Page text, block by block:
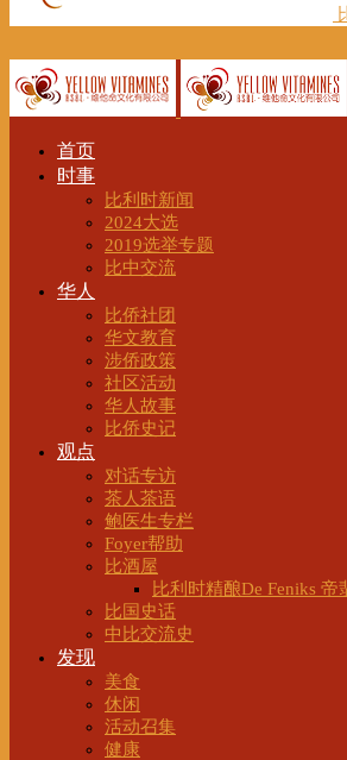
首页
时事
比利时新闻
2024大选
2019选举专题
比中交流
华人
比侨社团
华文教育
涉侨政策
社区活动
华人故事
比侨史记
观点
对话专访
茶人茶语
鲍医生专栏
Foyer帮助
比酒屋
比利时精酿De Feniks 帝
比国史话
中比交流史
发现
美食
休闲
活动召集
健康